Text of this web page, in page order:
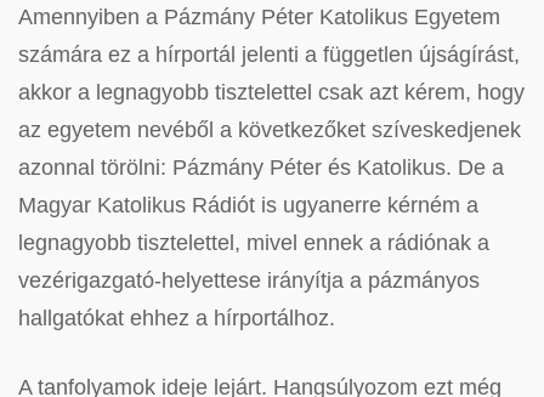
Amennyiben a Pázmány Péter Katolikus Egyetem
számára ez a hírportál jelenti a független újságírást,
akkor a legnagyobb tisztelettel csak azt kérem, hogy
az egyetem nevéből a következőket szíveskedjenek
azonnal törölni: Pázmány Péter és Katolikus. De a
Magyar Katolikus Rádiót is ugyanerre kérném a
legnagyobb tisztelettel, mivel ennek a rádiónak a
vezérigazgató-helyettese irányítja a pázmányos
hallgatókat ehhez a hírportálhoz.
A tanfolyamok ideje lejárt. Hangsúlyozom ezt még